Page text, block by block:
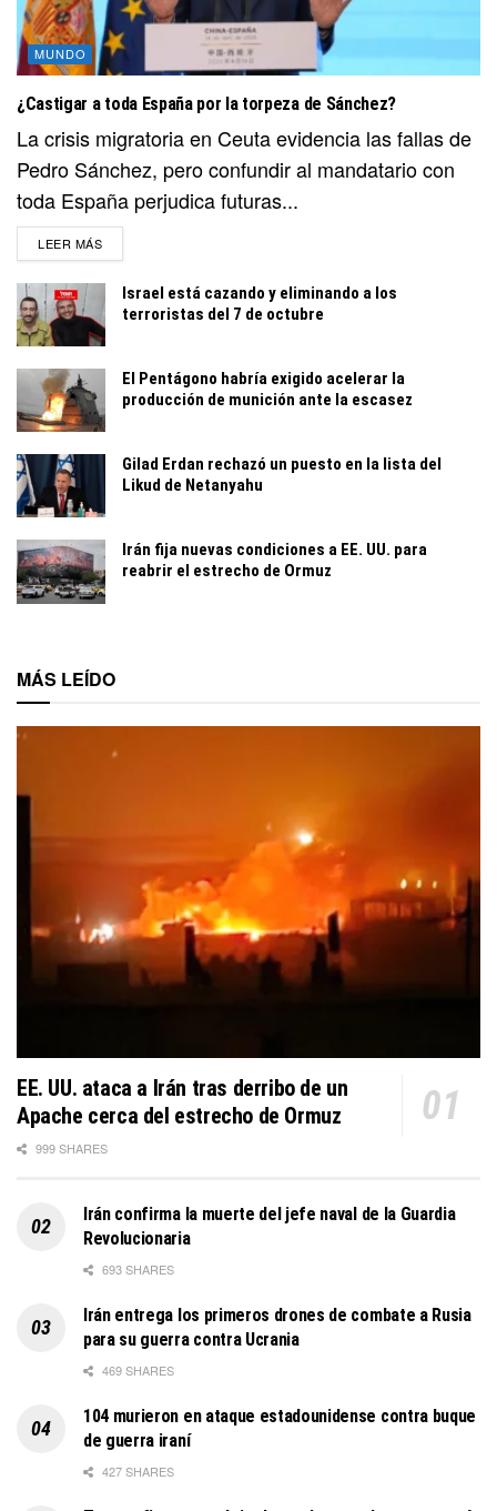
MUNDO
¿Castigar a toda España por la torpeza de Sánchez?
La crisis migratoria en Ceuta evidencia las fallas de
Pedro Sánchez, pero confundir al mandatario con
toda España perjudica futuras...
LEER MÁSDETAILS
Israel está cazando y eliminando a los
terroristas del 7 de octubre
El Pentágono habría exigido acelerar la
producción de munición ante la escasez
Gilad Erdan rechazó un puesto en la lista del
Likud de Netanyahu
Irán fija nuevas condiciones a EE. UU. para
reabrir el estrecho de Ormuz
MÁS LEÍDO
EE. UU. ataca a Irán tras derribo de un
Apache cerca del estrecho de Ormuz
999 SHARES
Irán confirma la muerte del jefe naval de la Guardia
Revolucionaria
693 SHARES
Irán entrega los primeros drones de combate a Rusia
para su guerra contra Ucrania
469 SHARES
104 murieron en ataque estadounidense contra buque
de guerra iraní
427 SHARES